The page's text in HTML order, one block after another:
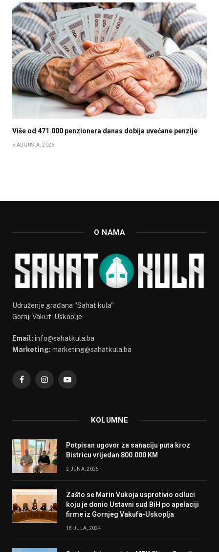
Više od 471.000 penzionera danas dobija uvećane penzije
5 AUGUSTA, 2026
O NAMA
Udruženje građana "Sahat kula"
Gornji Vakuf-Uskoplje
Email: info@sahatkula.ba
Marketing: marketing@sahatkula.ba
FacebookInstagramYouTube
KOLUMNE
Potpisan ugovor za sanaciju puta kroz
Bistricu vrijedan 800.000 KM
2 JUNA, 2025
Zašto se Marin Vukoja usprotivio odluci
koju je donio Ustavni sud BiH po apelaciji
firme iz Gornjeg Vakufa-Uskoplja
18 JULA, 2024